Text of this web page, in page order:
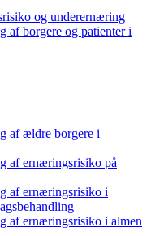
og underernæring
af borgere og patienter i
af ældre borgere i
af ernæringsrisiko på
af ernæringsrisiko i
af ernæringsrisiko i almen